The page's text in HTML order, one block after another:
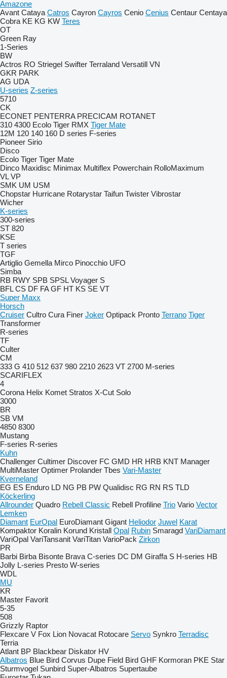
Amazone
Avant Cataya Catros Cayron Cayros Cenio Cenius Centaur Centaya
Cobra KE KG KW Teres
OT
Green Ray
1-Series
BW
Actros RO Striegel Swifter Terraland Versatill VN
GKR PARK
AG UDA
U-series Z-series
5710
CK
ECONET PENTERRA PRECICAM ROTANET
310 4300 Ecolo Tiger RMX Tiger Mate
12M 120 140 160 D series F-series
Pioneer Sirio
Disco
Ecolo Tiger Tiger Mate
Dinco Maxidisc Minimax Multiflex Powerchain RolloMaximum
VL VP
SMK UM USM
Chopstar Hurricane Rotarystar Taifun Twister Vibrostar
Wicher
K-series
300-series
ST 820
KSE
T series
TGF
Artiglio Gemella Mirco Pinocchio UFO
Simba
RB RWY SPB SPSL Voyager S
BFL CS DF FA GF HT KS SE VT
Super Maxx
Horsch
Cruiser Cultro Cura Finer Joker Optipack Pronto Terrano Tiger
Transformer
R-series
TF
Culter
CM
333 G 410 512 637 980 2210 2623 VT 2700 M-series
SCARIFLEX
4
Corona Helix Komet Stratos X-Cut Solo
3000
BR
SB VM
4850 8300
Mustang
F-series R-series
Kuhn
Challenger Cultimer Discover FC GMD HR HRB KNT Manager
MultiMaster Optimer Prolander Tbes Vari-Master
Kverneland
EG ES Enduro LD NG PB PW Qualidisc RG RN RS TLD
Köckerling
Allrounder Quadro Rebell Classic Rebell Profiline Trio Vario Vector
Lemken
Diamant EurOpal EuroDiamant Gigant Heliodor Juwel Karat
Kompaktor Koralin Korund Kristall Opal Rubin Smaragd VariDiamant
VariOpal VariTansanit VariTitan VarioPack Zirkon
PR
Barbi Birba Bisonte Brava C-series DC DM Giraffa S H-series HB
Jolly L-series Presto W-series
WDL
MU
KR
Master Favorit
5-35
508
Grizzly Raptor
Flexcare V Fox Lion Novacat Rotocare Servo Synkro Terradisc
Terria
Atlant BP Blackbear Diskator HV
Albatros Blue Bird Corvus Dupe Field Bird GHF Kormoran PKE Star
Sturmvogel Sunbird Super-Albatros Supertaube